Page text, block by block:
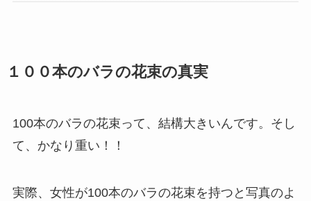
１００本のバラの花束の真実
100本のバラの花束って、結構大きいんです。そし
て、かなり重い！！
実際、女性が100本のバラの花束を持つと写真のよ